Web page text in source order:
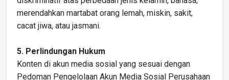
merendahkan martabat orang lemah, miskin, sakit,
cacat jiwa, atau jasmani.
5. Perlindungan Hukum
Konten di akun media sosial yang sesuai dengan
Pedoman Pengelolaan Akun Media Sosial Perusahaan